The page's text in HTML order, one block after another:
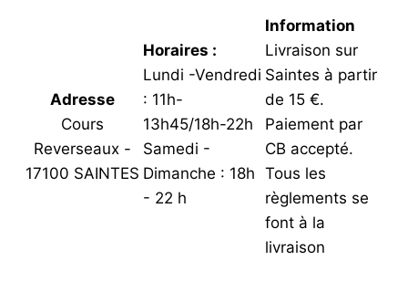
Adresse
Cours
Reverseaux -
17100 SAINTES
Horaires :
Lundi -Vendredi
: 11h-
13h45/18h-22h
Samedi -
Dimanche : 18h
- 22 h
Information
Livraison sur
Saintes à partir
de 15 €.
Paiement par
CB accepté.
Tous les
règlements se
font à la
livraison